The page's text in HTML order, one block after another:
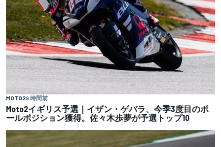
MOTO29 時間前
Moto2イギリス予選｜イザン・ゲバラ、今季3度目のポ
ールポジション獲得。佐々木歩夢が予選トップ10